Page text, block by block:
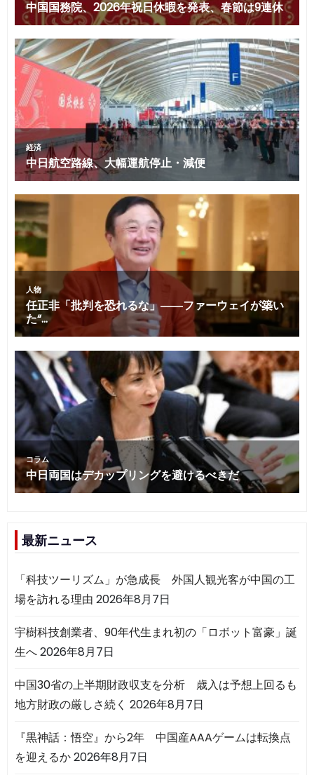
最新ニュース
「科技ツーリズム」が急成長 外国人観光客が中国の工
場を訪れる理由 2026年8月7日
宇樹科技創業者、90年代生まれ初の「ロボット富豪」誕
生へ2026年8月7日
中国30省の上半期財政収支を分析 歳入は予想上回るも
地方財政の厳しさ続く 2026年8月7日
『黒神話：悟空』から2年 中国産AAAゲームは転換点
を迎えるか2026年8月7日